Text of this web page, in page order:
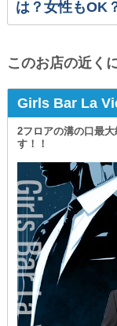
は？女性もOK
このお店の近く
Girls Bar La
2フロアの溝の口最
す！！